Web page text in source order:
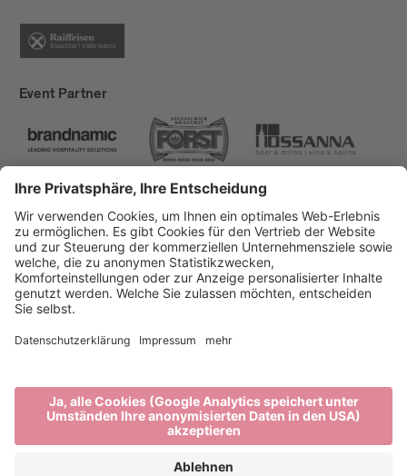
Event Partner
Brixen Tourismus
Privacy
Impressum
Förderungen
produced by